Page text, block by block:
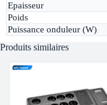
Epaisseur
Poids
Puissance onduleur (W)
Produits similaires